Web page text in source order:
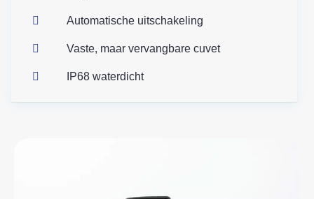
Automatische uitschakeling
Vaste, maar vervangbare cuvet
IP68 waterdicht